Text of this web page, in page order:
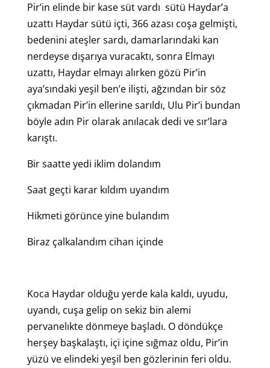
Pir’in elinde bir kase süt vardı sütü Haydar’a
uzattı Haydar sütü içti, 366 azası coşa gelmişti,
bedenini ateşler sardı, damarlarındaki kan
nerdeyse dışarıya vuracaktı, sonra Elmayı
uzattı, Haydar elmayı alırken gözü Pir’in
aya’sındaki yeşil ben’e ilişti, ağzından bir söz
çıkmadan Pir’in ellerine sarıldı, Ulu Pir’i bundan
böyle adın Pir olarak anılacak dedi ve sır’lara
karıştı.
Bir saatte yedi iklim dolandım
Saat geçti karar kıldım uyandım
Hikmeti görünce yine bulandım
Biraz çalkalandım cihan içinde
Koca Haydar olduğu yerde kala kaldı, uyudu,
uyandı, cuşa gelip on sekiz bin alemi
pervanelıkte dönmeye başladı. O döndükçe
herşey başkalaştı, içi içine sığmaz oldu, Pir’in
yüzü ve elindeki yeşil ben gözlerinin feri oldu.